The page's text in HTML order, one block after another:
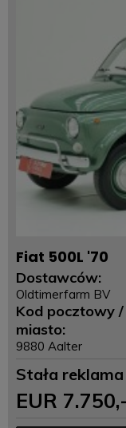
Fiat 500L '70
Dostawców:
Oldtimerfarm BV
Kod pocztowy /
miasto:
9880 Aalter
Stała reklama
EUR 7.750